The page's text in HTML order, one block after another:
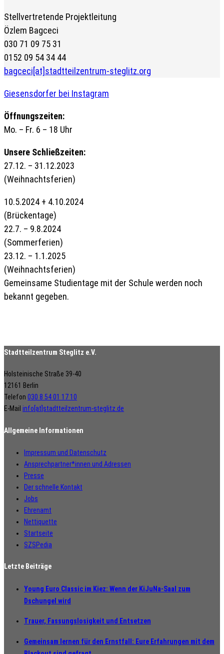
Stellvertretende Projektleitung
Özlem Bagceci
030 71 09 75 31
0152 09 54 34 44
bagceci[at]stadtteilzentrum-steglitz.org
Giesensdorfer bei Instagram
Öffnungszeiten:
Mo. – Fr. 6 – 18 Uhr
Unsere Schließzeiten:
27.12. – 31.12.2023
(Weihnachtsferien)
10.5.2024 + 4.10.2024
(Brückentage)
22.7. – 9.8.2024
(Sommerferien)
23.12. – 1.1.2025
(Weihnachtsferien)
Gemeinsame Studientage mit der Schule werden noch
bekannt gegeben.
Stadtteilzentrum Steglitz e.V.
Holsteinische Straße 39-40
12161 Berlin
Telefon 030 8 54 01 17 10
E-Mail info[at]stadtteilzentrum-steglitz.de
Allgemeine Informationen
Impressum und Datenschutz
Ansprechpartner*innen und Adressen
Presse
Der schnelle Kontakt
Jobs
Ehrenamt
Nettiquette
Startseite
SZSPedia
Letzte Beiträge
Young Euro Classic im Kiez: Wenn der KiJuNa-Saal zum
Dschungel wird
Trauer, Fassungslosigkeit und Entsetzen
Gemeinsam lernen für den Ernstfall: Eure Erfahrungen mit dem